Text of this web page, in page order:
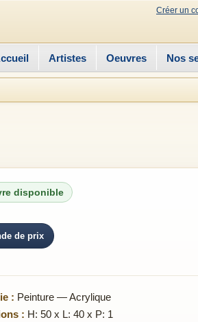
Créer un
Artistes Oeuvres Nos
disponible
de prix
: Peinture — Acrylique
: H: 50 x L: 40 x P: 1